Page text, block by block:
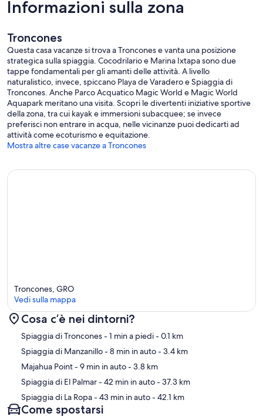
mare e le grandi catene montuose panoramiche in formazione a
Informazioni sulla zona
Troncones
Questa casa vacanze si trova a Troncones e vanta una posizione
strategica sulla spiaggia. Cocodrilario e Marina Ixtapa sono due
tappe fondamentali per gli amanti delle attività. A livello
naturalistico, invece, spiccano Playa de Varadero e Spiaggia di
Troncones. Anche Parco Acquatico Magic World e Magic World
Aquapark meritano una visita. Scopri le divertenti iniziative sportive
della zona, tra cui kayak e immersioni subacquee; se invece
preferisci non entrare in acqua, nelle vicinanze puoi dedicarti ad
attività come ecoturismo e equitazione.
Mostra altre case vacanze a Troncones
Mappa
Troncones, GRO
Vedi sulla mappa
Cosa c’è nei dintorni?
Spiaggia di Troncones- 1 min a piedi- 0.1 km
Spiaggia di Manzanillo- 8 min in auto- 3.4 km
Majahua Point- 9 min in auto- 3.8 km
Spiaggia di El Palmar- 42 min in auto- 37.3 km
Spiaggia di La Ropa- 43 min in auto- 42.1 km
Come spostarsi